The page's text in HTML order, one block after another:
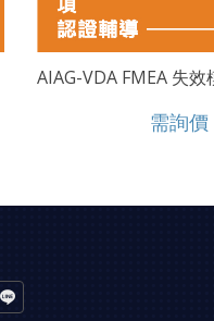
需詢價